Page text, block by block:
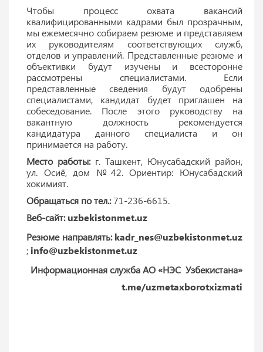
Чтобы процесс охвата вакансий
квалифицированными кадрами был прозрачным,
мы ежемесячно собираем резюме и представляем
их руководителям соответствующих служб,
отделов и управлений. Представленные резюме и
объективки будут изучены и всесторонне
рассмотрены специалистами. Если
представленные сведения будут одобрены
специалистами, кандидат будет приглашен на
собеседование. После этого руководству на
вакантную должность рекомендуется
кандидатура данного специалиста и он
принимается на работу.
Место работы:г. Ташкент, Юнусабадский район,
ул. Осиё, дом №42. Ориентир: Юнусабадский
хокимият.
Обращаться по тел.:71-236-6615.
Веб-сайт: uzbekistonmet.uz
Резюме направлять: kadr_nes@uzbekistonmet.uz
; info@uzbekistonmet.uz
Информационная служба АО «НЭС Узбекистана»
t.me/uzmetaxborotxizmati